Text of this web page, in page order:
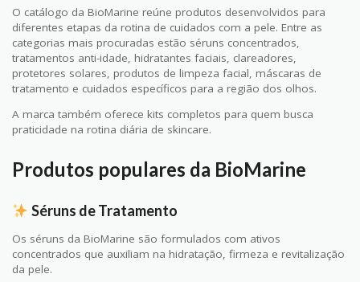
O catálogo da BioMarine reúne produtos desenvolvidos para
diferentes etapas da rotina de cuidados com a pele. Entre as
categorias mais procuradas estão séruns concentrados,
tratamentos anti-idade, hidratantes faciais, clareadores,
protetores solares, produtos de limpeza facial, máscaras de
tratamento e cuidados específicos para a região dos olhos.
A marca também oferece kits completos para quem busca
praticidade na rotina diária de skincare.
Produtos populares da BioMarine
Séruns de Tratamento
Os séruns da BioMarine são formulados com ativos
concentrados que auxiliam na hidratação, firmeza e revitalização
da pele.